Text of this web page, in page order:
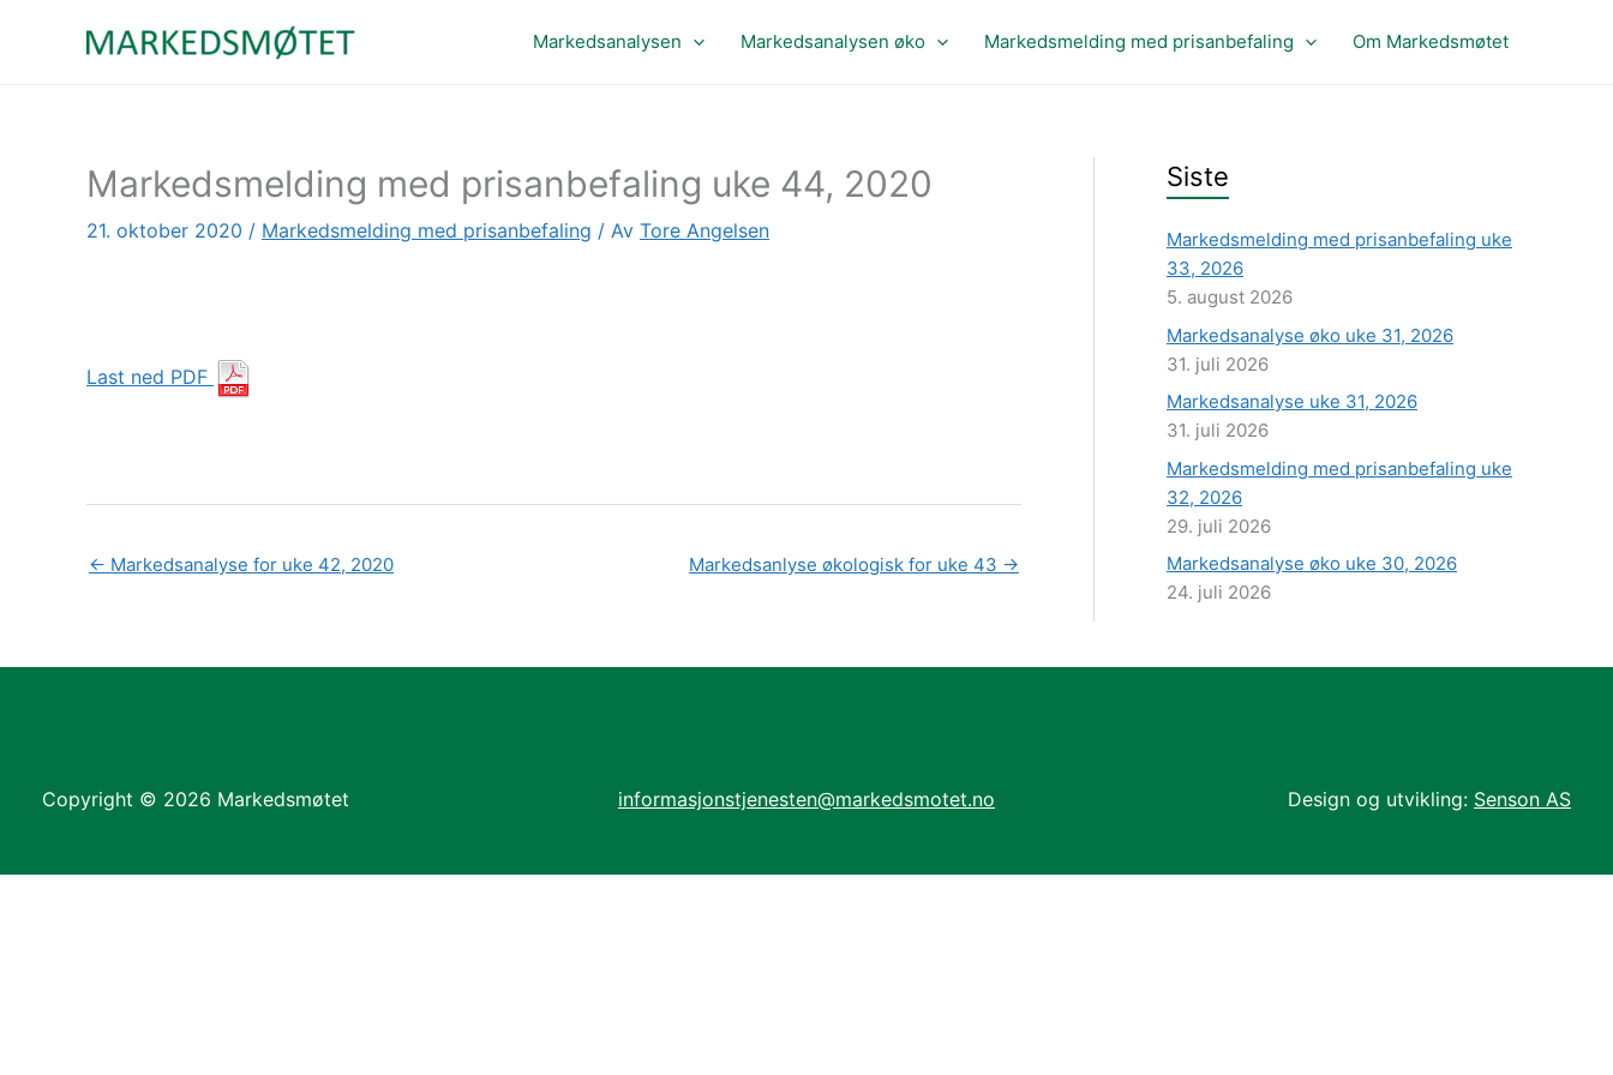
Markedsanalysen Markedsanalysen øko Markedsmelding med prisanbefaling Om Markedsmøtet
Markedsmelding med prisanbefaling uke 44, 2020
21. oktober 2020 / Markedsmelding med prisanbefaling / Av Tore Angelsen
Last ned PDF
← Markedsanalyse for uke 42, 2020 Markedsanlyse økologisk for uke 43 →
Siste
Markedsmelding med prisanbefaling uke
33, 2026
5. august 2026
Markedsanalyse øko uke 31, 2026
31. juli 2026
Markedsanalyse uke 31, 2026
31. juli 2026
Markedsmelding med prisanbefaling uke
32, 2026
29. juli 2026
Markedsanalyse øko uke 30, 2026
24. juli 2026
Copyright © 2026 Markedsmøtet informasjonstjenesten@markedsmotet.no Design og utvikling: Senson AS